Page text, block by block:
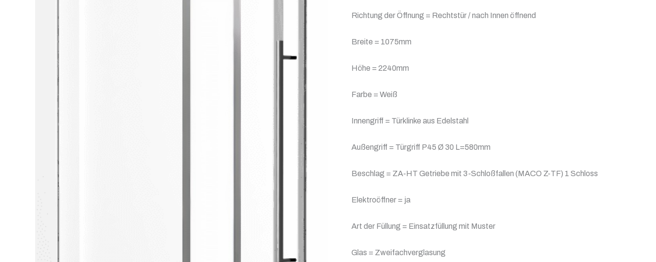
Richtung der Öffnung = Rechtstür / nach Innen öffnend
Breite = 1075mm
Höhe = 2240mm
Farbe = Weiß
Innengriff = Türklinke aus Edelstahl
Außengriff = Türgriff P45 Ø 30 L=580mm
Beschlag = ZA-HT Getriebe mit 3-Schloßfallen (MACO Z-TF) 1 Schloss
Elektroöffner = ja
Art der Füllung = Einsatzfüllung mit Muster
Glas = Zweifachverglasung